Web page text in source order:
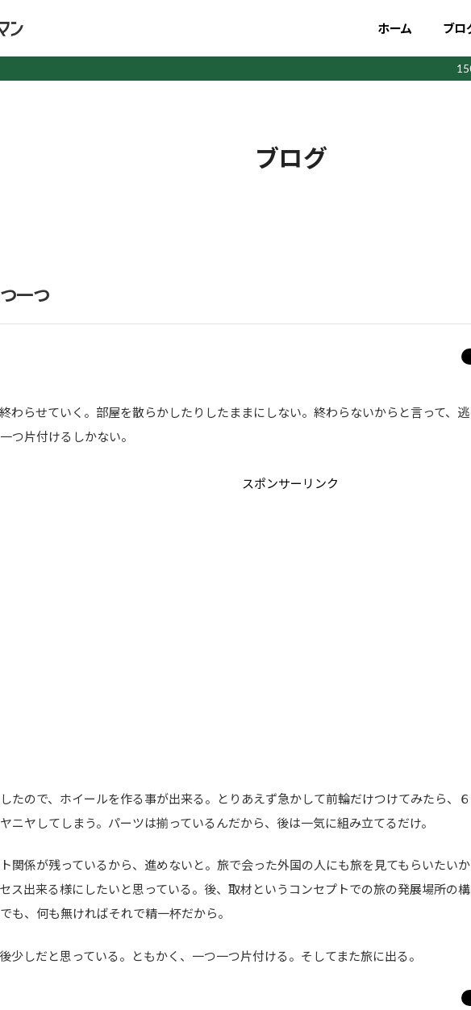
ホーム ブロ
ブログ
一つ
わらせていく。部屋を散らかしたりしたままにしない。終わらないからと言って、
つ片付けるしかない。
スポンサーリンク
たので、ホイールを作る事が出来る。とりあえず急かして前輪だけつけてみたら、
ニヤしてしまう。パーツは揃っているんだから、後は一気に組み立てるだけ。
関係が残っているから、進めないと。旅で会った外国の人にも旅を見てもらいたい
ス出来る様にしたいと思っている。後、取材というコンセプトでの旅の発展場所の
も、何も無ければそれで精一杯だから。
少しだと思っている。ともかく、一つ一つ片付ける。そしてまた旅に出る。